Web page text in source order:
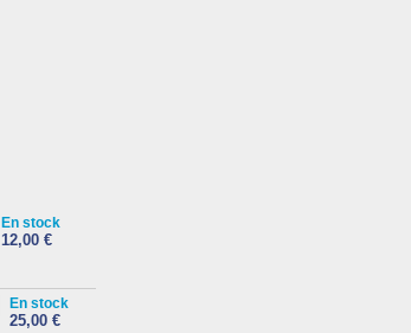
En stock
12,00 €
En stock
25,00 €